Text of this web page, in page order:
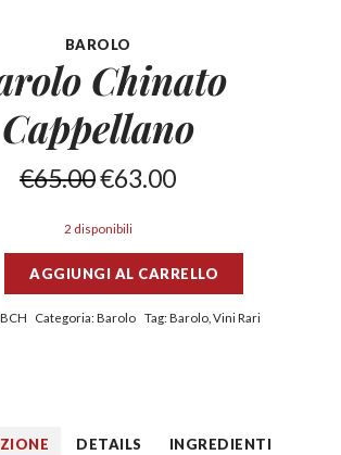
BAROLO
Chinato
Cappellano
€65.00€63.00
2 disponibili
AGGIUNGI AL CARRELLO
Categoria: Barolo Tag: Barolo, Vini Rari
DETAILS INGREDIENTI